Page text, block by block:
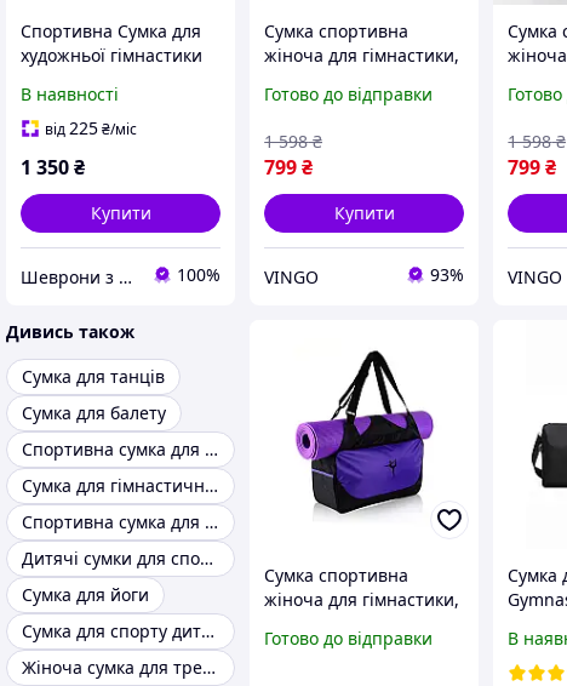
Спортивна Сумка для
художньої гімнастики
В наявності
від225₴/міс
1 350₴
Купити
Шеврони з українською душею 100%
Сумка спортивна
жіноча для гімнастики,
дівчинки Сумка
Готово до відправки
799₴
1 598 ₴
Купити
VINGO 93%
Сумка
йоги
Чорна
799₴
1 598 ₴
VINGO
Дивись також
Сумка для танців
Сумка для балету
Спортивна сумка для танців
Сумка для гімнастичного м'яча
Спортивна сумка для художньої гімнастики
Дитячі сумки для спортивної форми
Сумка для йоги
Сумка для спорту дитяча
Жіноча сумка для тренажерного залу
Сумка спортивна
жіноча для гімнастики,
йоги для дівчинки
Готово до відправки
Сумка
В